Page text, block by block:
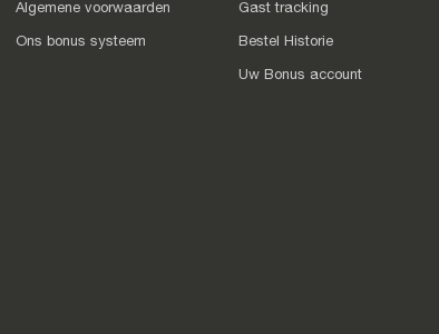
Algemene voorwaarden
Ons bonus systeem
Gast tracking
Bestel Historie
Uw Bonus account